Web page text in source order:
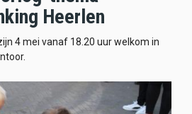
Heerlen
4 mei vanaf 18.20 uur welkom in